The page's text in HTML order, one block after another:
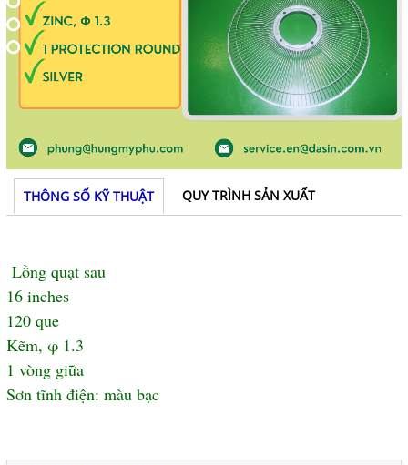
THÔNG SỐ KỸ THUẬT QUY TRÌNH SẢN XUẤT
Lồng quạt sau
16 inches
120 que
Kẽm, φ 1.3
1 vòng giữa
Sơn tĩnh điện: màu bạc